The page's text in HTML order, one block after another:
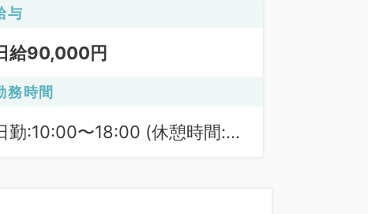
与
給90,000円
務時間
勤:10:00〜18:00 (休憩時間: